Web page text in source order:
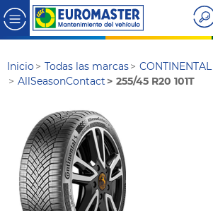
Inicio Todas las marcas
CONTINENTAL
AllSeasonContact
255/45 R20 101T